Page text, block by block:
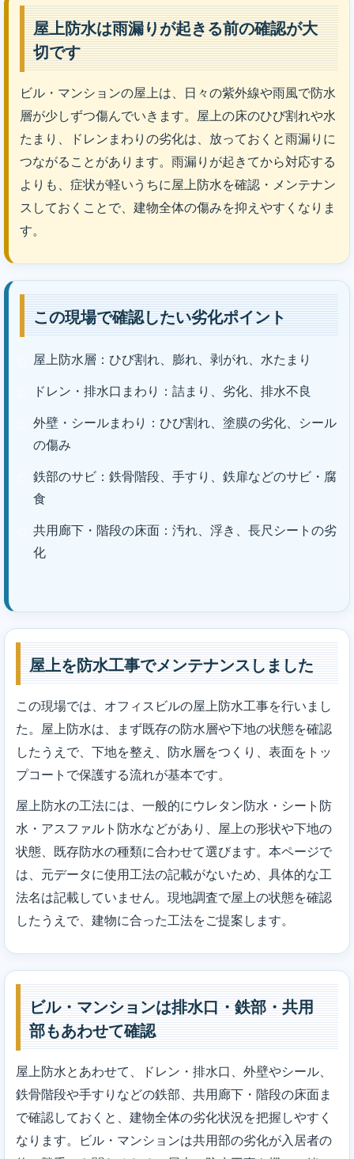
屋上防水は雨漏りが起きる前の確認が大
切です
ビル・マンションの屋上は、日々の紫外線や雨風で防水
層が少しずつ傷んでいきます。屋上の床のひび割れや水
たまり、ドレンまわりの劣化は、放っておくと雨漏りに
つながることがあります。雨漏りが起きてから対応する
よりも、症状が軽いうちに屋上防水を確認・メンテナン
スしておくことで、建物全体の傷みを抑えやすくなりま
す。
この現場で確認したい劣化ポイント
屋上防水層：ひび割れ、膨れ、剥がれ、水たまり
ドレン・排水口まわり：詰まり、劣化、排水不良
外壁・シールまわり：ひび割れ、塗膜の劣化、シール
の傷み
鉄部のサビ：鉄骨階段、手すり、鉄扉などのサビ・腐
食
共用廊下・階段の床面：汚れ、浮き、長尺シートの劣
化
屋上を防水工事でメンテナンスしました
この現場では、オフィスビルの屋上防水工事を行いまし
た。屋上防水は、まず既存の防水層や下地の状態を確認
したうえで、下地を整え、防水層をつくり、表面をトッ
プコートで保護する流れが基本です。
屋上防水の工法には、一般的にウレタン防水・シート防
水・アスファルト防水などがあり、屋上の形状や下地の
状態、既存防水の種類に合わせて選びます。本ページで
は、元データに使用工法の記載がないため、具体的な工
法名は記載していません。現地調査で屋上の状態を確認
したうえで、建物に合った工法をご提案します。
ビル・マンションは排水口・鉄部・共用
部もあわせて確認
屋上防水とあわせて、ドレン・排水口、外壁やシール、
鉄骨階段や手すりなどの鉄部、共用廊下・階段の床面ま
で確認しておくと、建物全体の劣化状況を把握しやすく
なります。ビル・マンションは共用部の劣化が入居者の